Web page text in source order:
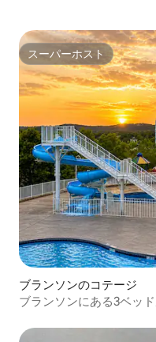
スーパーホスト
スーパーホスト
ブランソンのコテージ
ブランソンにある3ベッ